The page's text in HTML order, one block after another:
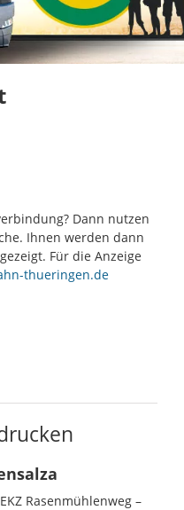
Dann nutzen
Ihnen werden dann
Für die Anzeige
thueringen.de
EKZ Rasenmühlenweg –